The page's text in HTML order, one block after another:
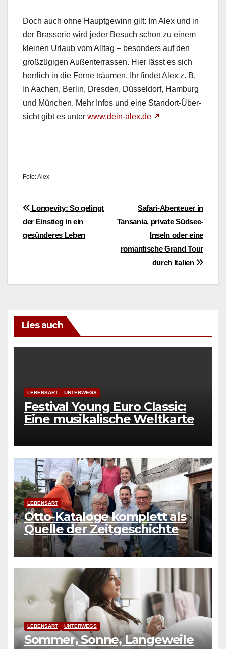
Doch auch ohne Haupt­gewinn gilt: Im Alex und in
der Brasserie wird jed­er Besuch schon zu einem
kleinen Urlaub vom All­t­ag – beson­ders auf den
großzügi­gen Außen­ter­rassen. Hier lässt es sich
her­rlich in die Ferne träu­men. Ihr find­et Alex z. B.
In Aachen, Berlin, Dres­den, Düs­sel­dorf, Ham­burg
und München. Mehr Infos und eine Stan­dort-Über­
sicht gibt es unter www.dein-alex.de
Foto: Alex
BeitragsnavigationSafari-Abenteuer in
Tansania, private Südsee-
Inseln oder eine
romantische Grand Tour
durch Italien
Longevity: So gelingt
der Einstieg in ein
gesünderes Leben
Lies auch
LEBENSART UNTERWEGS
Festival Young Euro Classic:
Eine musikalische Weltkarte
LEBENSART
Otto-Kataloge komplett als
Quelle der Zeitgeschichte
LEBENSART UNTERWEGS
Sommer, Sonne, Langeweile